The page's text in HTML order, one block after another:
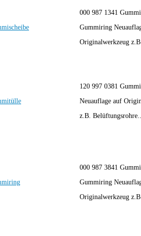
000 987 1341
Gummiring
Originalwerkzeug
120 997 0381
Neuauflage auf
z.B.
000 987 3841
Gummiring
Originalwerkzeug